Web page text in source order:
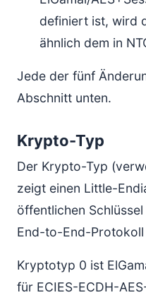
definiert ist, wird
ähnlich dem in
Jede der fünf
Abschnitt unten.
Krypto-Typ
Der Krypto-Typ
zeigt einen Little-
öffentlichen
End-to-End-Protokoll
Kryptotyp 0 ist
für ECIES-ECDH-